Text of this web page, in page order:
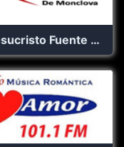
Jesucristo Fuente De Vida MVA